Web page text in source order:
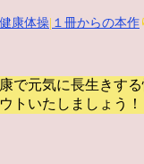
康体操 １冊からの本作
元気に長生きす
トいたしましょう！